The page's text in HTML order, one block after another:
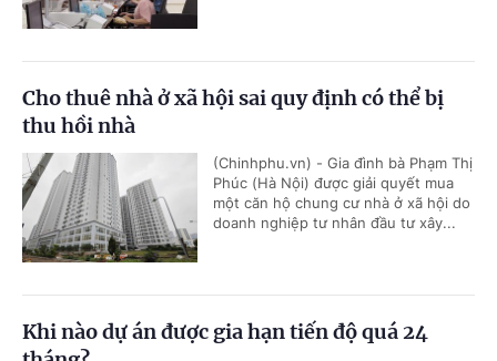
Cho thuê nhà ở xã hội sai quy định có thể bị
thu hồi nhà
(Chinhphu.vn) - Gia đình bà Phạm Thị
Phúc (Hà Nội) được giải quyết mua
một căn hộ chung cư nhà ở xã hội do
doanh nghiệp tư nhân đầu tư xây...
Khi nào dự án được gia hạn tiến độ quá 24